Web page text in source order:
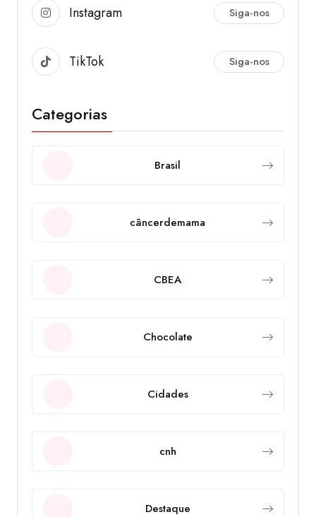
Instagram Siga-nos
TikTok Siga-nos
Categorias
Brasil
câncerdemama
CBEA
Chocolate
Cidades
cnh
Destaque